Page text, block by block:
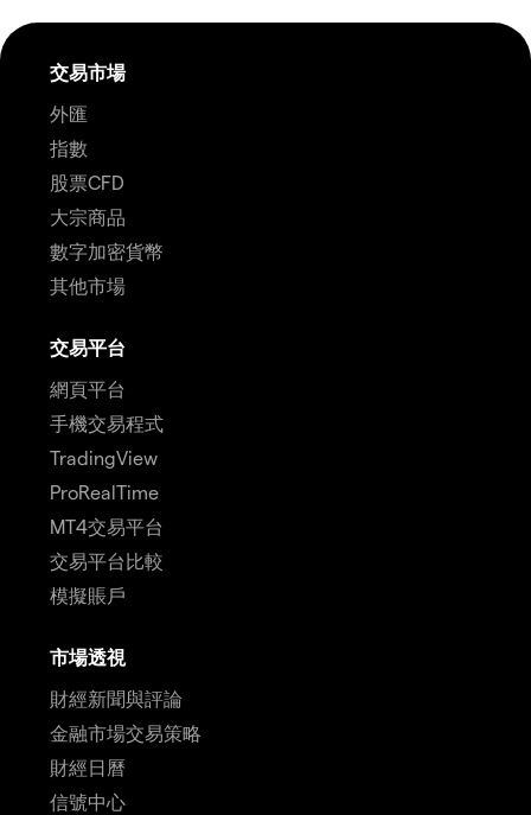
交易市場
外匯
指數
股票CFD
大宗商品
數字加密貨幣
其他市場
交易平台
網頁平台
手機交易程式
TradingView
ProRealTime
MT4交易平台
交易平台比較
模擬賬戶
市場透視
財經新聞與評論
金融市場交易策略
財經日曆
信號中心